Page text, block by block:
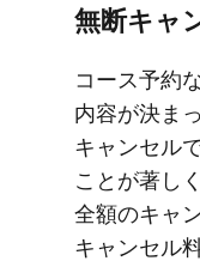
無断キャ
コース予約
内容が​​決ま
キャンセル
ことが​​著し
全額の​​キャ
キャンセル